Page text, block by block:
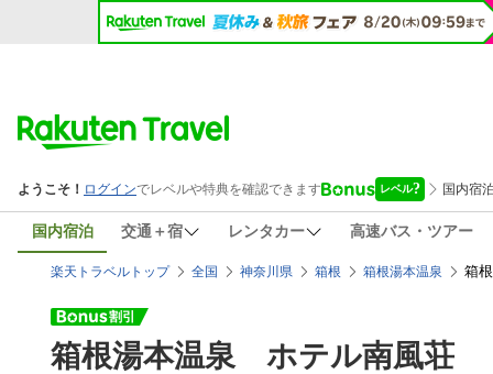
国内宿泊 交通＋宿 レンタカー 高速バス・ツアー
楽天トラベルトップ 全国 神奈川県 箱根 箱根湯本温泉 箱
箱根湯本温泉 ホテル南風荘